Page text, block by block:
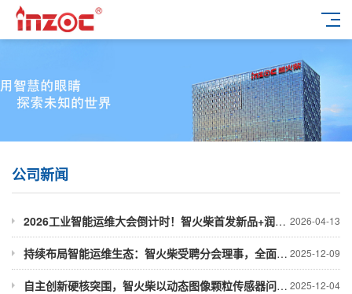
公司新闻
2026-04-13
2026工业智能运维大会倒计时！智火柴首发新品+润滑监测全方案
2025-12-09
持续布局智能运维生态：智火柴受聘分会理事，全面参与行业创新合作
2025-12-04
自主创新硬核突围，智火柴以动态图像颗粒传感器问鼎行业大奖